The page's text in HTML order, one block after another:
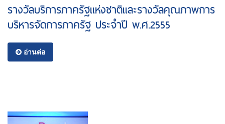
รางวัลบริการภาครัฐแห่งชาติและรางวัลคุณภาพการ
บริหารจัดการภาครัฐ ประจำปี พ.ศ.2555
อ่านต่อ